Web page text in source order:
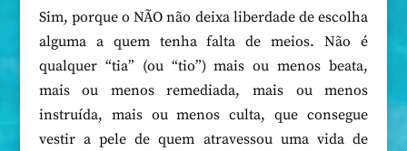
Sim, porque o NÃO não deixa liberdade de escolha
alguma a quem tenha falta de meios. Não é
qualquer “tia” (ou “tio”) mais ou menos beata,
mais ou menos remediada, mais ou menos
instruída, mais ou menos culta, que consegue
vestir a pele de quem atravessou uma vida de